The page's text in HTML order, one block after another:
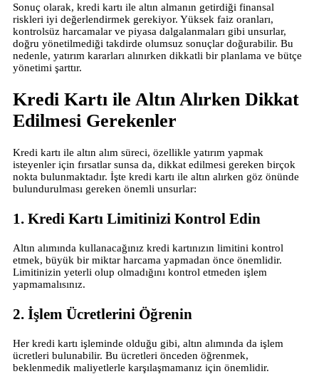
Sonuç olarak, kredi kartı ile altın almanın getirdiği finansal
riskleri iyi değerlendirmek gerekiyor. Yüksek faiz oranları,
kontrolsüz harcamalar ve piyasa dalgalanmaları gibi unsurlar,
doğru yönetilmediği takdirde olumsuz sonuçlar doğurabilir. Bu
nedenle, yatırım kararları alınırken dikkatli bir planlama ve bütçe
yönetimi şarttır.
Kredi Kartı ile Altın Alırken Dikkat
Edilmesi Gerekenler
Kredi kartı ile altın alım süreci, özellikle yatırım yapmak
isteyenler için fırsatlar sunsa da, dikkat edilmesi gereken birçok
nokta bulunmaktadır. İşte kredi kartı ile altın alırken göz önünde
bulundurulması gereken önemli unsurlar:
1. Kredi Kartı Limitinizi Kontrol Edin
Altın alımında kullanacağınız kredi kartınızın limitini kontrol
etmek, büyük bir miktar harcama yapmadan önce önemlidir.
Limitinizin yeterli olup olmadığını kontrol etmeden işlem
yapmamalısınız.
2. İşlem Ücretlerini Öğrenin
Her kredi kartı işleminde olduğu gibi, altın alımında da işlem
ücretleri bulunabilir. Bu ücretleri önceden öğrenmek,
beklenmedik maliyetlerle karşılaşmamanız için önemlidir.